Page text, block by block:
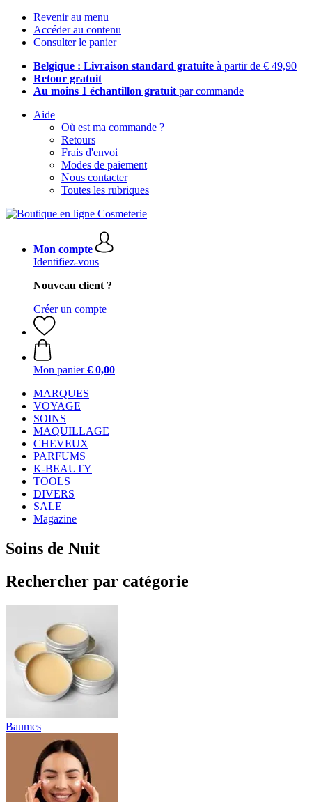
Revenir au menu
Accéder au contenu
Consulter le panier
Belgique : Livraison standard gratuite à partir de € 49,90
Retour gratuit
Au moins 1 échantillon gratuit par commande
Aide
Où est ma commande ?
Retours
Frais d'envoi
Modes de paiement
Nous contacter
Toutes les rubriques
Mon compte
Identifiez-vous
Nouveau client ?
Créer un compte
Mon panier € 0,00
MARQUES
VOYAGE
SOINS
MAQUILLAGE
CHEVEUX
PARFUMS
K-BEAUTY
TOOLS
DIVERS
SALE
Magazine
Soins de Nuit
Rechercher par catégorie
Baumes